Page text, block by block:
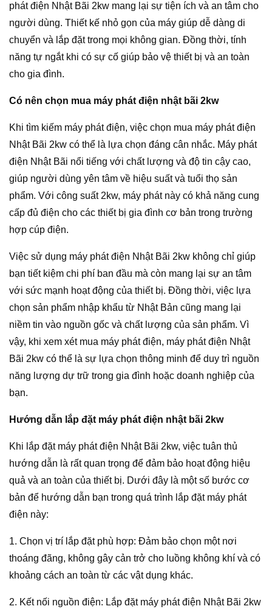
phát điện Nhật Bãi 2kw mang lại sự tiện ích và an tâm cho
người dùng. Thiết kế nhỏ gọn của máy giúp dễ dàng di
chuyển và lắp đặt trong mọi không gian. Đồng thời, tính
năng tự ngắt khi có sự cố giúp bảo vệ thiết bị và an toàn
cho gia đình.
Có nên chọn mua máy phát điện nhật bãi 2kw
Khi tìm kiếm máy phát điện, việc chọn mua máy phát điện
Nhật Bãi 2kw có thể là lựa chọn đáng cân nhắc. Máy phát
điện Nhật Bãi nổi tiếng với chất lượng và độ tin cậy cao,
giúp người dùng yên tâm về hiệu suất và tuổi thọ sản
phẩm. Với công suất 2kw, máy phát này có khả năng cung
cấp đủ điện cho các thiết bị gia đình cơ bản trong trường
hợp cúp điện.
Việc sử dụng máy phát điện Nhật Bãi 2kw không chỉ giúp
bạn tiết kiệm chi phí ban đầu mà còn mang lại sự an tâm
với sức mạnh hoạt động của thiết bị. Đồng thời, việc lựa
chọn sản phẩm nhập khẩu từ Nhật Bản cũng mang lại
niềm tin vào nguồn gốc và chất lượng của sản phẩm. Vì
vậy, khi xem xét mua máy phát điện, máy phát điện Nhật
Bãi 2kw có thể là sự lựa chọn thông minh để duy trì nguồn
năng lượng dự trữ trong gia đình hoặc doanh nghiệp của
bạn.
Hướng dẫn lắp đặt máy phát điện nhật bãi 2kw
Khi lắp đặt máy phát điện Nhật Bãi 2kw, việc tuân thủ
hướng dẫn là rất quan trọng để đảm bảo hoạt động hiệu
quả và an toàn của thiết bị. Dưới đây là một số bước cơ
bản để hướng dẫn bạn trong quá trình lắp đặt máy phát
điện này:
1. Chọn vị trí lắp đặt phù hợp: Đảm bảo chọn một nơi
thoáng đãng, không gây cản trở cho luồng không khí và có
khoảng cách an toàn từ các vật dụng khác.
2. Kết nối nguồn điện: Lắp đặt máy phát điện Nhật Bãi 2kw